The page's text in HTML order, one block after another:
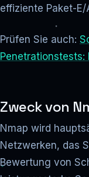
effiziente Paket-
Prüfen Sie auch:
Zweck von
Nmap wird
Netzwerken, das
Bewertung von